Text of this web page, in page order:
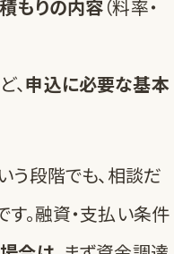
もりの内容（料率・
、申込に必要な基本
う段階でも、相談だ
。融資・支払い条件